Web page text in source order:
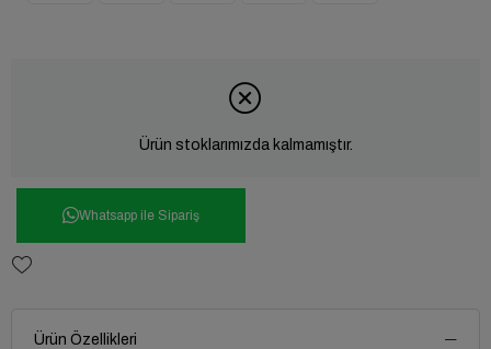
Ürün stoklarımızda kalmamıştır.
Whatsapp ile Sipariş
Ürün Özellikleri